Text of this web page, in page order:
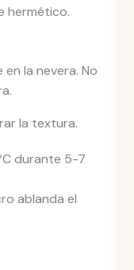
hermético.
la nevera. No
la textura.
durante 5-7
ablanda el